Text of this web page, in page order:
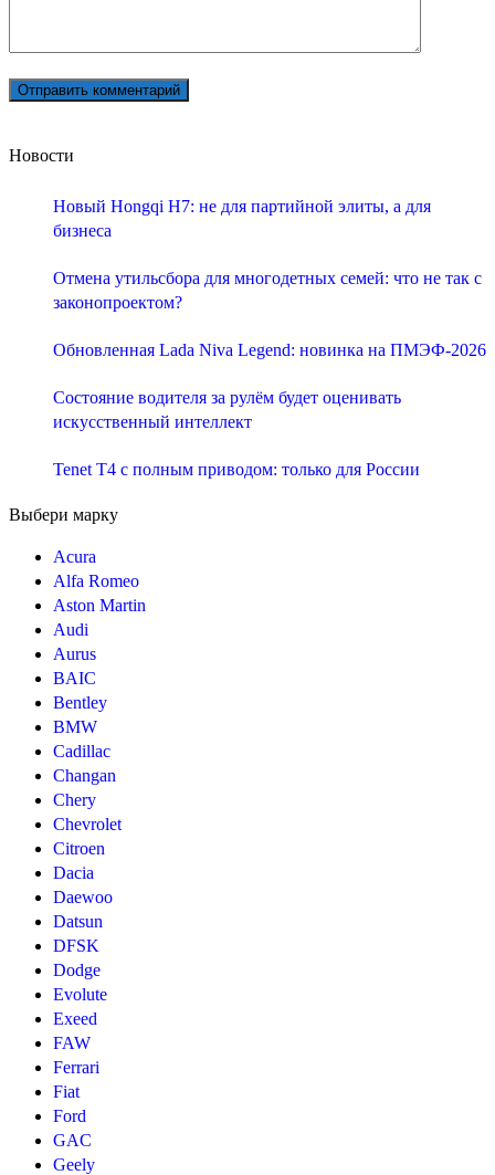
Новости
Новый Hongqi H7: не для партийной элиты, а для
бизнеса
Отмена утильсбора для многодетных семей: что не так с
законопроектом?
Обновленная Lada Niva Legend: новинка на ПМЭФ-2026
Состояние водителя за рулём будет оценивать
искусственный интеллект
Tenet T4 с полным приводом: только для России
Выбери марку
Acura
Alfa Romeo
Aston Martin
Audi
Aurus
BAIC
Bentley
BMW
Cadillac
Changan
Chery
Chevrolet
Citroen
Dacia
Daewoo
Datsun
DFSK
Dodge
Evolute
Exeed
FAW
Ferrari
Fiat
Ford
GAC
Geely